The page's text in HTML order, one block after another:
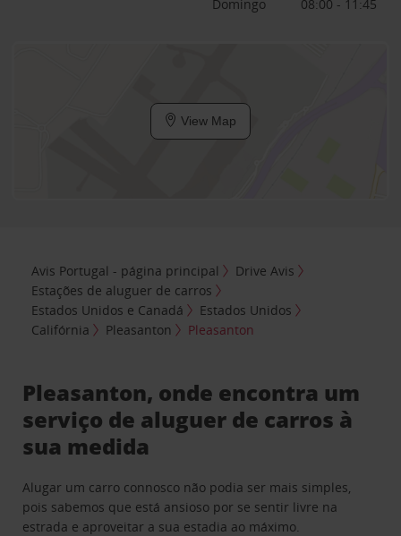
Domingo
08:00 - 11:45
View Map
Avis Portugal - página principal
Drive Avis
Estações de aluguer de carros
Estados Unidos e Canadá
Estados Unidos
Califórnia
Pleasanton Pleasanton
Pleasanton, onde encontra um
serviço de aluguer de carros à
sua medida
Alugar um carro connosco não podia ser mais simples,
pois sabemos que está ansioso por se sentir livre na
estrada e aproveitar a sua estadia ao máximo.